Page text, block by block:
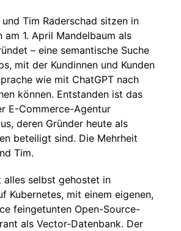
Tim Raderschad sitzen in
am 1. April Mandelbaum als
– eine semantische Suche
mit der Kundinnen und Kunden
wie mit ChatGPT nach
können. Entstanden ist das
E-Commerce-Agentur
deren Gründer heute als
beteiligt sind. Die Mehrheit
Tim.
alles selbst gehostet in
Kubernetes, mit einem eigenen,
feingetunten Open-Source-
als Vector-Datenbank. Der